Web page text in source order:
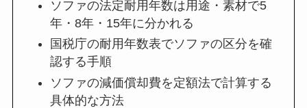
ソファの法定耐用年数は用途・素材で5
年・8年・15年に分かれる
国税庁の耐用年数表でソファの区分を確
認する手順
ソファの減価償却費を定額法で計算する
具体的な方法